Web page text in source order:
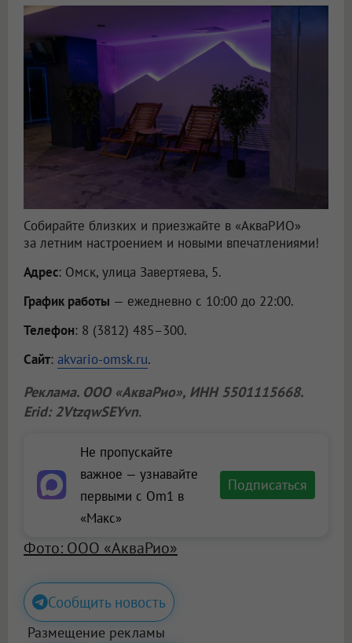
Собирайте близких и приезжайте в «АкваРИО»
за летним настроением и новыми впечатлениями!
Адрес: Омск, улица Завертяева, 5.
График работы — ежедневно с 10:00 до 22:00.
Телефон: 8 (3812) 485–300.
Сайт: akvario-omsk.ru.
Реклама. ООО «АкваРио», ИНН 5501115668.
Erid: 2VtzqwSEYvn.
Не пропускайте
важное — узнавайте
первыми с Om1 в
«Макс»
Подписаться
Фото: ООО «АкваРио»
Сообщить новость
Размещение рекламы